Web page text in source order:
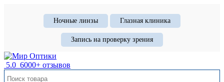
Ночные линзы Глазная клиника
Запись на проверку зрения
5.0 6000+ отзывов